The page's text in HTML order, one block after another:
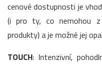
cenové dostupnosti je
(i pro ty, co nemohou
produkty) a je možné jej
TOUCH: Intenzivní,